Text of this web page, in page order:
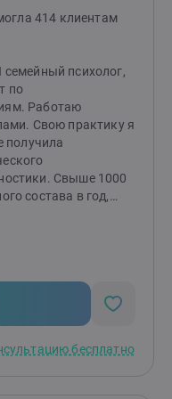
на их пути
414 клиентам
психолог,
по
Работаю
Свою практику я
получила
Свыше 1000
состава в год,
испытывающими
другого.
практике я
и навыки.
хотят изменит
бесплатно